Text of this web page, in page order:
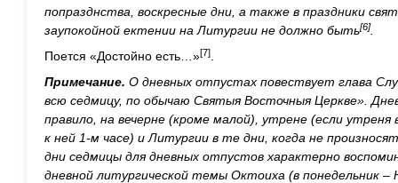
попразднства, воскресные дни, а также в праздники
заупокойной ектении на Литургии не должно быть[6]
Поется «Достойно есть…»[7]
Примечание. О дневных отпустах повествует глава
всю седмицу, по обычаю Святыя Восточныя Церкве».
правило, на вечерне (кроме малой), утрене (если
к ней 1-м часе) и Литургии в те дни, когда не
дни седмицы для дневных отпустов характерно
дневной литургической темы Октоиха (в понедельник